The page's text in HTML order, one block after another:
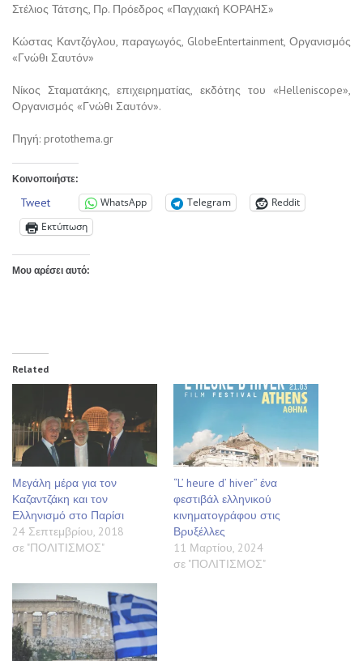
Στέλιος Τάτσης, Πρ. Πρόεδρος «Παγχιακή ΚΟΡΑΗΣ»
Κώστας Καντζόγλου, παραγωγός, GlobeEntertainment, Οργανισμός
«Γνώθι Σαυτόν»
Νίκος Σταματάκης, επιχειρηματίας, εκδότης του «Helleniscope»,
Οργανισμός «Γνώθι Σαυτόν».
Πηγή: protothema.gr
Κοινοποιήστε:
Tweet WhatsApp Telegram
Reddit
Εκτύπωση
Μου αρέσει αυτό:
Related
Μεγάλη μέρα για τον
Καζαντζάκη και τον
Ελληνισμό στο Παρίσι
24 Σεπτεμβρίου, 2018
σε "ΠΟΛΙΤΙΣΜΟΣ"
“L’ heure d’ hiver” ένα
φεστιβάλ ελληνικού
κινηματογράφου στις
Βρυξέλλες
11 Μαρτίου, 2024
σε "ΠΟΛΙΤΙΣΜΟΣ"